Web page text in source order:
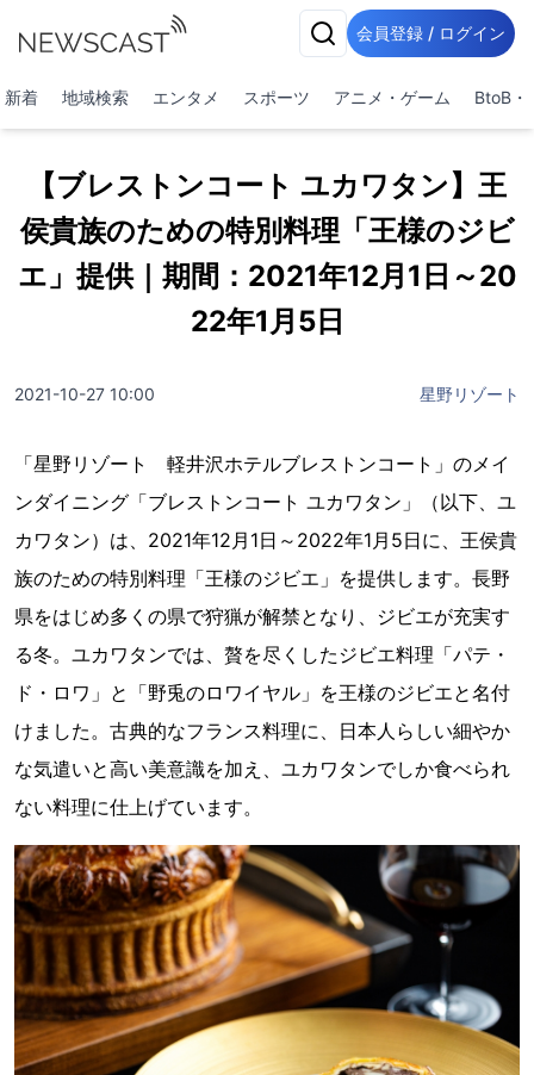
会員登録 / ログイン
新着 地域検索 エンタメ スポーツ アニメ・ゲーム BtoB・
【ブレストンコート ユカワタン】王
侯貴族のための特別料理「王様のジビ
エ」提供｜期間：2021年12月1日～20
22年1月5日
2021-10-27 10:00 星野リゾート
「星野リゾート 軽井沢ホテルブレストンコート」のメイ
ンダイニング「ブレストンコート ユカワタン」（以下、ユ
カワタン）は、2021年12月1日～2022年1月5日に、王侯貴
族のための特別料理「王様のジビエ」を提供します。長野
県をはじめ多くの県で狩猟が解禁となり、ジビエが充実す
る冬。ユカワタンでは、贅を尽くしたジビエ料理「パテ・
ド・ロワ」と「野兎のロワイヤル」を王様のジビエと名付
けました。古典的なフランス料理に、日本人らしい細やか
な気遣いと高い美意識を加え、ユカワタンでしか食べられ
ない料理に仕上げています。